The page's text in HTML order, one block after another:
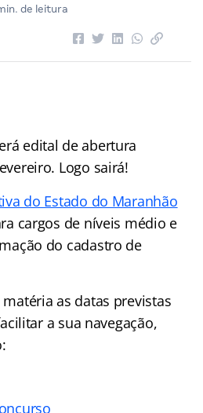
de leitura
edital de abertura
Logo sairá!
do Estado do Maranhão
cargos de níveis médio e
do cadastro de
as datas previstas
a sua navegação,